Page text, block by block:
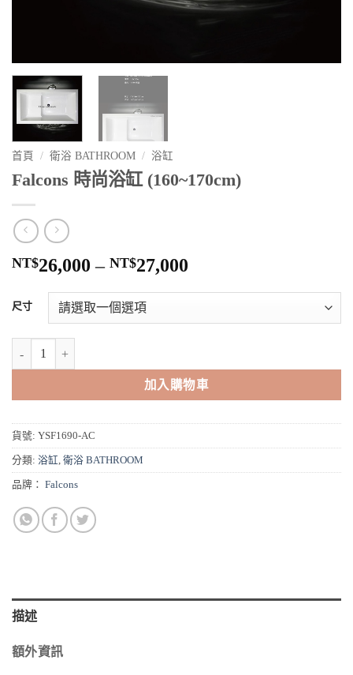
首頁 / 衛浴 BATHROOM / 浴缸
Falcons 時尚浴缸 (160~170cm)
NT$26,000 – NT$27,000
圍：
NT$27,000
尺寸
Falcons 時尚浴缸 (160~170cm) 數量
加入購物車
貨號: YSF1690-AC
分類: 浴缸 , 衛浴 BATHROOM
品牌： Falcons
描述
額外資訊